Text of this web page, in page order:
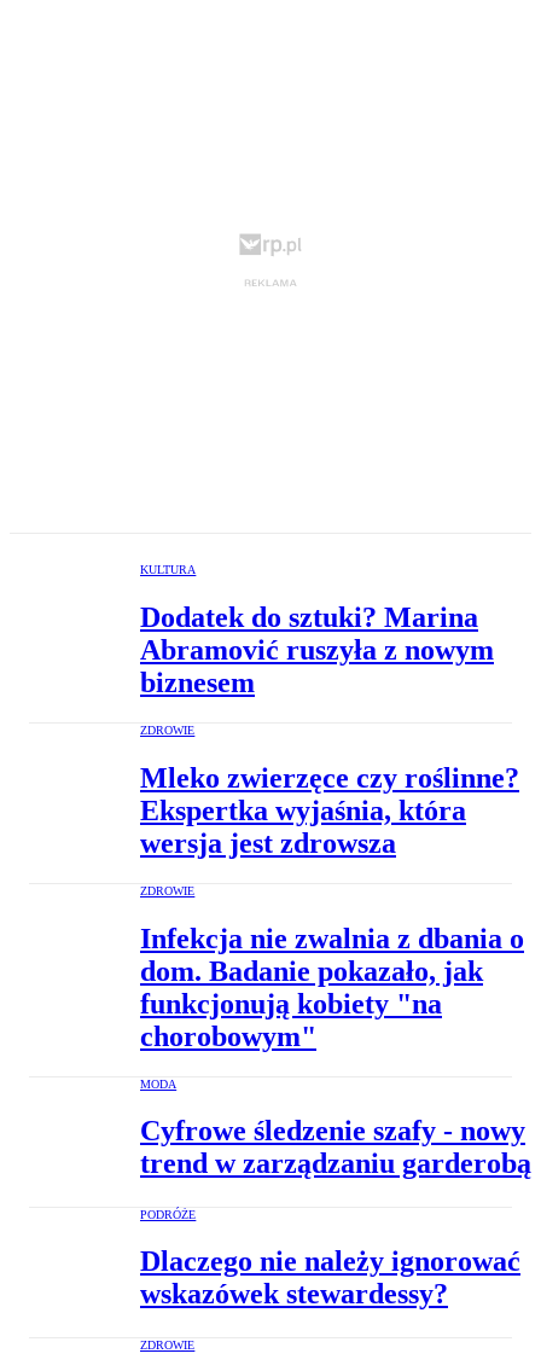
KULTURA
Dodatek do sztuki? Marina
Abramović ruszyła z nowym
biznesem
ZDROWIE
Mleko zwierzęce czy roślinne?
Ekspertka wyjaśnia, która
wersja jest zdrowsza
ZDROWIE
Infekcja nie zwalnia z dbania o
dom. Badanie pokazało, jak
funkcjonują kobiety "na
chorobowym"
MODA
Cyfrowe śledzenie szafy - nowy
trend w zarządzaniu garderobą
PODRÓŻE
Dlaczego nie należy ignorować
wskazówek stewardessy?
ZDROWIE